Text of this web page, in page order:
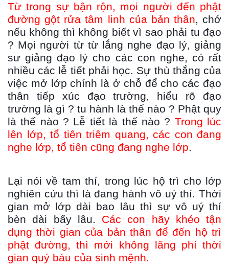
Từ trong sự bận rộn, mọi người đến phật
đường gột rửa tâm linh của bản thân, chớ
nếu không thì không biết vì sao phải tu đạo
? Mọi người từ từ lắng nghe đạo lý, giảng
sư giảng đạo lý cho các con nghe, có rất
nhiều các lễ tiết phải học. Sự thù thắng của
việc mở lớp chính là ở chỗ để cho các đạo
thân tiếp xúc đạo trường, hiểu rõ đạo
trường là gì ? tu hành là thế nào ? Phật quy
là thế nào ? Lễ tiết là thế nào ? Trong lúc
lên lớp, tổ tiên triêm quang, các con đang
nghe lớp, tổ tiên cũng đang nghe lớp.
Lại nói về tam thí, trong lúc hộ trì cho lớp
nghiên cứu thì là đang hành vô uý thí. Thời
gian mở lớp dài bao lâu thì sự vô uý thí
bèn dài bấy lâu. Các con hãy khéo tận
dụng thời gian của bản thân để đến hộ trì
phật đường, thì mới không lãng phí thời
gian quý báu của sinh mệnh.